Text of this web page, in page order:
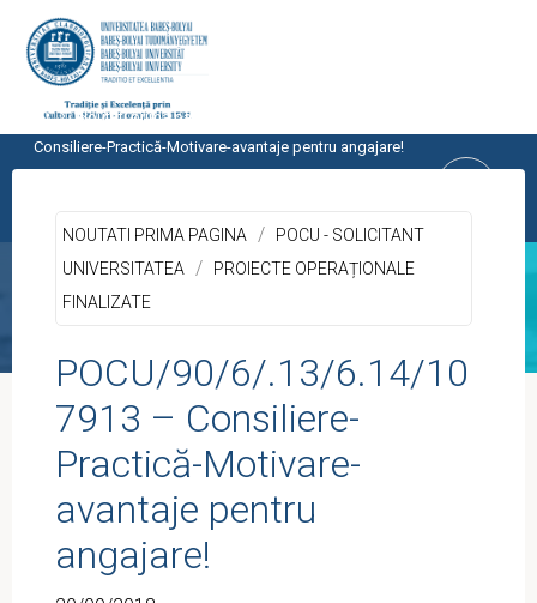
content
CENTRUL PROGRAMELOR
UNIVERSITATEA BABEŞ-BOLYAI, CLUJ-
NAPOCA
HomeNoutati prima pagina
Consiliere-Practică-Motivare-avantaje pentru angajare!
NOUTATI PRIMA PAGINA /
POCU - SOLICITANT
UNIVERSITATEA /
PROIECTE OPERAȚIONALE
FINALIZATE
POCU/90/6/.13/6.14/10
7913 – Consiliere-
Practică-Motivare-
avantaje pentru
angajare!